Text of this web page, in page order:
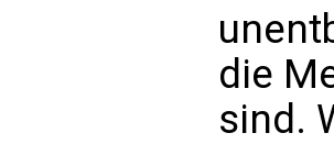
die
sind.